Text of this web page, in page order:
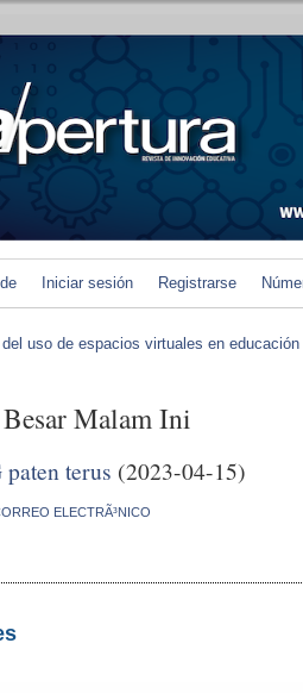
Iniciar sesión Registrarse
uso de espacios virtuales en educación
Malam Ini
terus (2023-04-15)
ELECTRÃ³NICO